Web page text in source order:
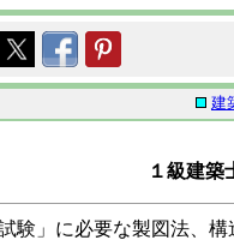
１級建築
験」に必要な製図法、構